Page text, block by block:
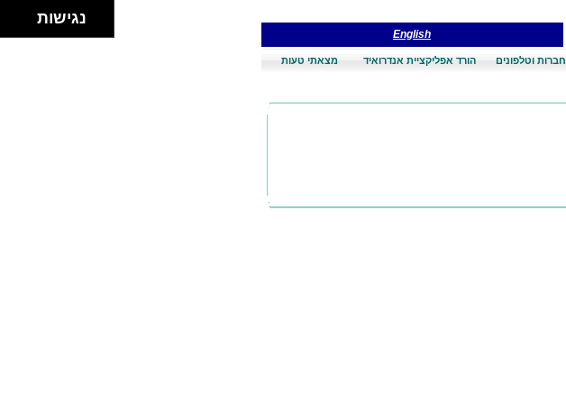
English
חברות וטלפונים הורד אפליקציית אנדרואיד מצאתי טעות
נגישות